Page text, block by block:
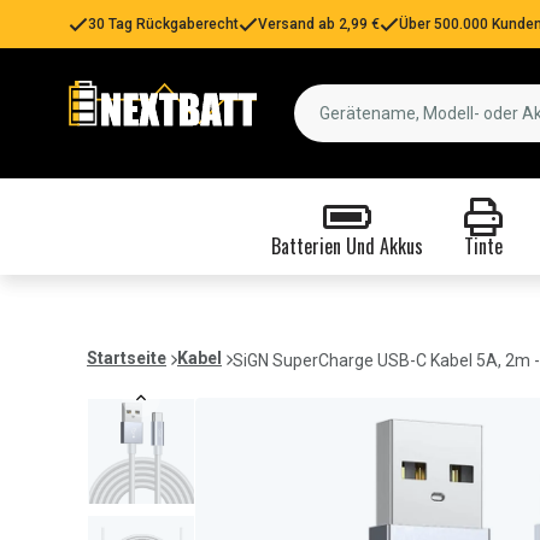
30 Tag Rückgaberecht Versand ab 2,99 € Über 500.000
Batterien Und Akkus Tinte
Startseite Kabel SiGN SuperCharge USB-C Kabel 5A, 2m